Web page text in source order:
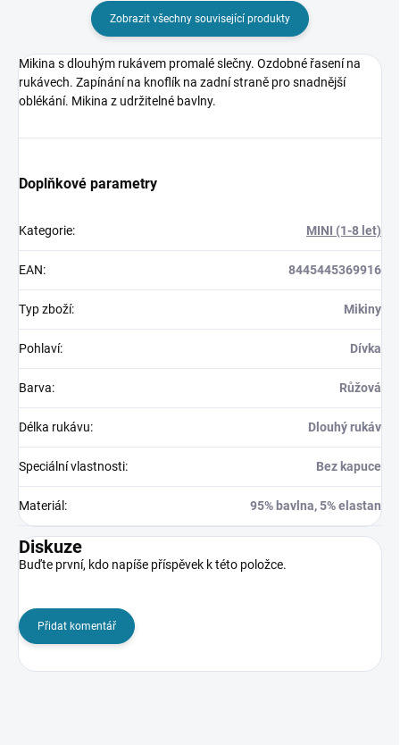
Zobrazit všechny související produkty
Mikina s dlouhým rukávem promalé slečny. Ozdobné řasení na
rukávech. Zapínání na knoflík na zadní straně pro snadnější
oblékání. Mikina z udržitelné bavlny.
Doplňkové parametry
Kategorie: MINI (1-8 let)
EAN: 8445445369916
Typ zboží: Mikiny
Pohlaví: Dívka
Barva: Růžová
Délka rukávu: Dlouhý rukáv
Speciální vlastnosti: Bez kapuce
Materiál: 95% bavlna, 5% elastan
Diskuze
Buďte první, kdo napíše příspěvek k této položce.
Přidat komentář